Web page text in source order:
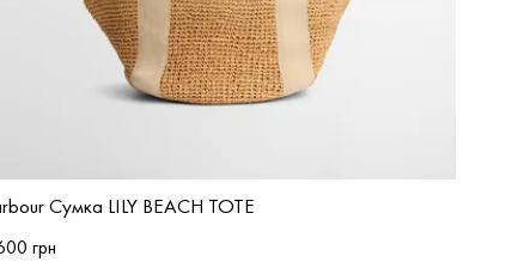
Сумка LILY BEACH TOTE
грн